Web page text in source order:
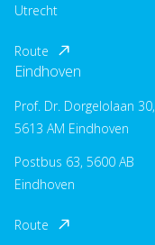
Utrecht
Route
Eindhoven
Prof. Dr. Dorgelolaan 30,
5613 AM Eindhoven
Postbus 63, 5600 AB
Eindhoven
Route